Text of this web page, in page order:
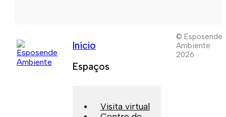
Início
Espaços
Visita virtual
© Esposende
Ambiente
2026